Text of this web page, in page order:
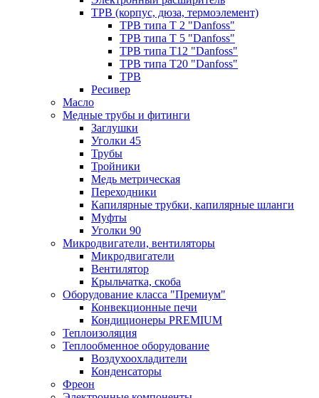
ТРВ (корпус, дюза, термоэлемент)
ТРВ типа Т 2 "Danfoss"
ТРВ типа Т 5 "Danfoss"
ТРВ типа Т12 "Danfoss"
ТРВ типа Т20 "Danfoss"
ТРВ
Ресивер
Масло
Медные трубы и фитинги
Заглушки
Уголки 45
Трубы
Тройники
Медь метрическая
Переходники
Капилярные трубки, капилярные шланги
Муфты
Уголки 90
Микродвигатели, вентиляторы
Микродвигатели
Вентилятор
Крыльчатка, скоба
Оборудование класса "Премиум"
Конвекционные печи
Кондиционеры PREMIUM
Теплоизоляция
Теплообменное оборудование
Воздухоохладители
Конденсаторы
Фреон